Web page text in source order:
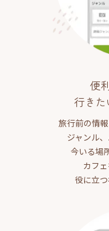
便
行きた
旅行前の情
ジャンル
今いる場
カフ
役に立